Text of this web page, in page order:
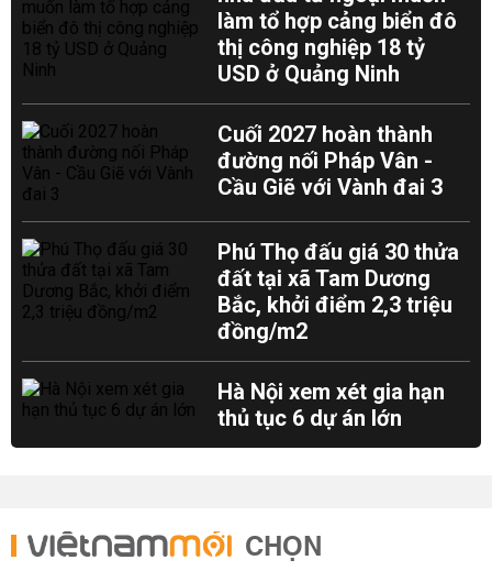
làm tổ hợp cảng biển đô
thị công nghiệp 18 tỷ
USD ở Quảng Ninh
Cuối 2027 hoàn thành
đường nối Pháp Vân -
Cầu Giẽ với Vành đai 3
Phú Thọ đấu giá 30 thửa
đất tại xã Tam Dương
Bắc, khởi điểm 2,3 triệu
đồng/m2
Hà Nội xem xét gia hạn
thủ tục 6 dự án lớn
CHỌN